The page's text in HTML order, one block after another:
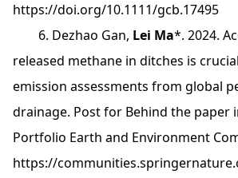
https://doi.org/10.1111/gcb.17495
6. Dezhao Gan, Lei Ma*. 2024.
released methane in ditches is
emission assessments from global
drainage. Post for Behind the paper
Portfolio Earth and Environment
https://